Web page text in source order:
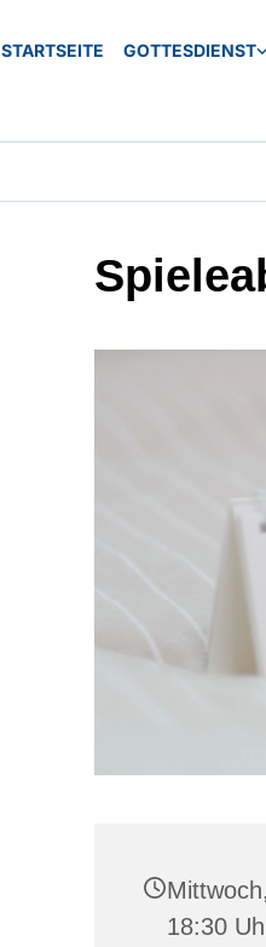
STARTSEITE GOTTESDIENST
18:30